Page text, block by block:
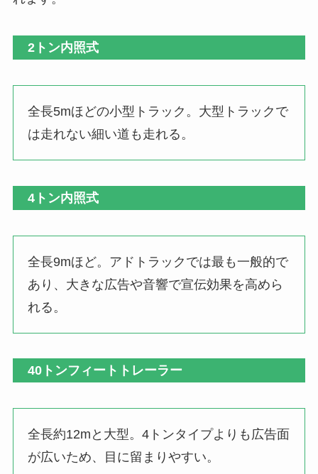
2トン内照式
全長5mほどの小型トラック。大型トラックで
は走れない細い道も走れる。
4トン内照式
全長9mほど。アドトラックでは最も一般的で
あり、大きな広告や音響で宣伝効果を高めら
れる。
40トンフィートトレーラー
全長約12mと大型。4トンタイプよりも広告面
が広いため、目に留まりやすい。